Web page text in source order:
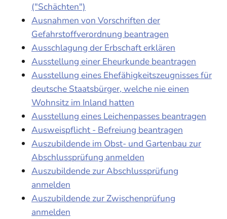
("Schächten")
Ausnahmen von Vorschriften der
Gefahrstoffverordnung beantragen
Ausschlagung der Erbschaft erklären
Ausstellung einer Eheurkunde beantragen
Ausstellung eines Ehefähigkeitszeugnisses für
deutsche Staatsbürger, welche nie einen
Wohnsitz im Inland hatten
Ausstellung eines Leichenpasses beantragen
Ausweispflicht - Befreiung beantragen
Auszubildende im Obst- und Gartenbau zur
Abschlussprüfung anmelden
Auszubildende zur Abschlussprüfung
anmelden
Auszubildende zur Zwischenprüfung
anmelden